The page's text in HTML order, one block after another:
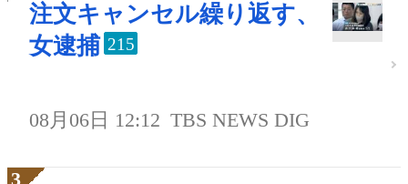
注文キャンセル繰り返す、
女逮捕 215
08月06日 12:12 TBS NEWS DIG